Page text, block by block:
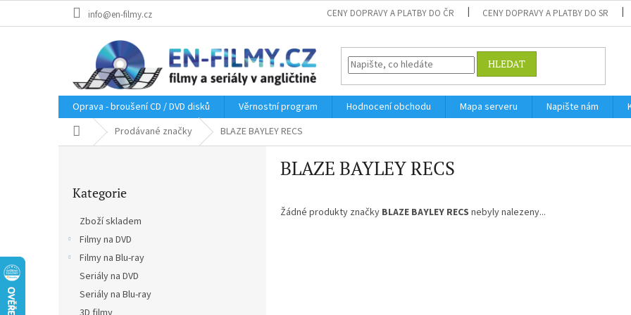
info@en-filmy.cz CENY DOPRAVY A PLATBY DO ČR CENY DOPRAVY A PLATBY DO SR
HLEDAT
Oprava - broušení CD / DVD disků Věrnostní program Hodnocení obchodu Mapa serveru Napište nám
Domů Prodávané značky BLAZE BAYLEY RECS
kategorie
Kategorie
Zboží skladem
Filmy na DVD
Filmy na Blu-ray
Seriály na DVD
Seriály na Blu-ray
BLAZE BAYLEY RECS
Žádné produkty značky BLAZE BAYLEY RECS nebyly nalezeny...